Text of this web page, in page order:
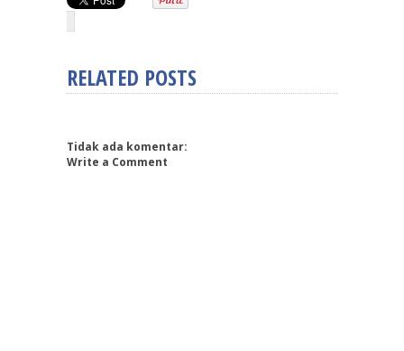
RELATED POSTS
Tidak ada komentar:
Write a Comment